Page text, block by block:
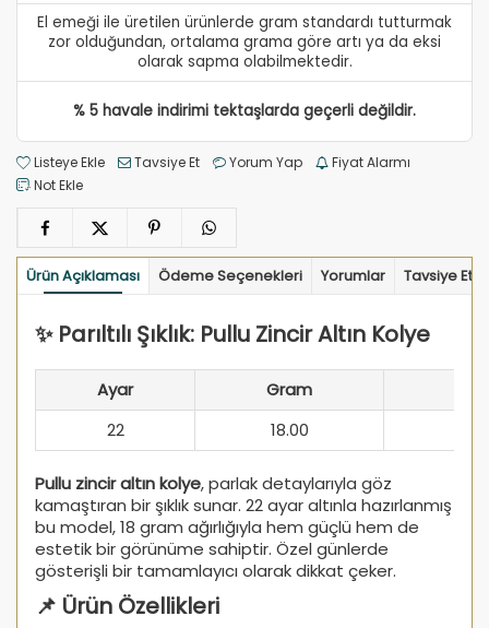
El emeği ile üretilen ürünlerde gram standardı tutturmak
zor olduğundan, ortalama grama göre artı ya da eksi
olarak sapma olabilmektedir.
% 5 havale indirimi tektaşlarda geçerli değildir.
Listeye Ekle Tavsiye Et Yorum Yap
Fiyat Alarmı
Not Ekle
Ürün Açıklaması Ödeme Seçenekleri Yorumlar Tavsiye Et
✨ Parıltılı Şıklık: Pullu Zincir Altın Kolye
Ayar
Gram
22
18.00
Pullu zincir altın kolye, parlak detaylarıyla göz
kamaştıran bir şıklık sunar. 22 ayar altınla hazırlanmış
bu model, 18 gram ağırlığıyla hem güçlü hem de
estetik bir görünüme sahiptir. Özel günlerde
gösterişli bir tamamlayıcı olarak dikkat çeker.
📌 Ürün Özellikleri